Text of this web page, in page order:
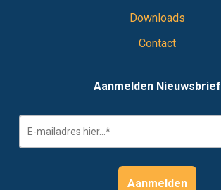
Downloads
Contact
Aanmelden Nieuwsbrief